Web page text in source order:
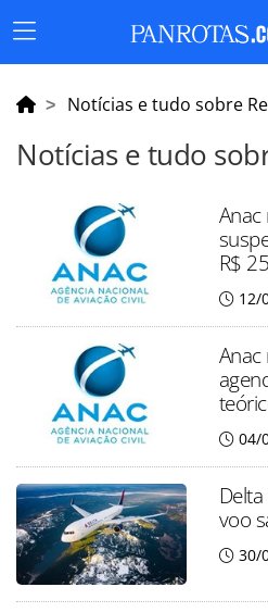
Menu
Principal
Notícias e tudo sobre
Notícias e tudo
R$
12/
04/
voo
30/